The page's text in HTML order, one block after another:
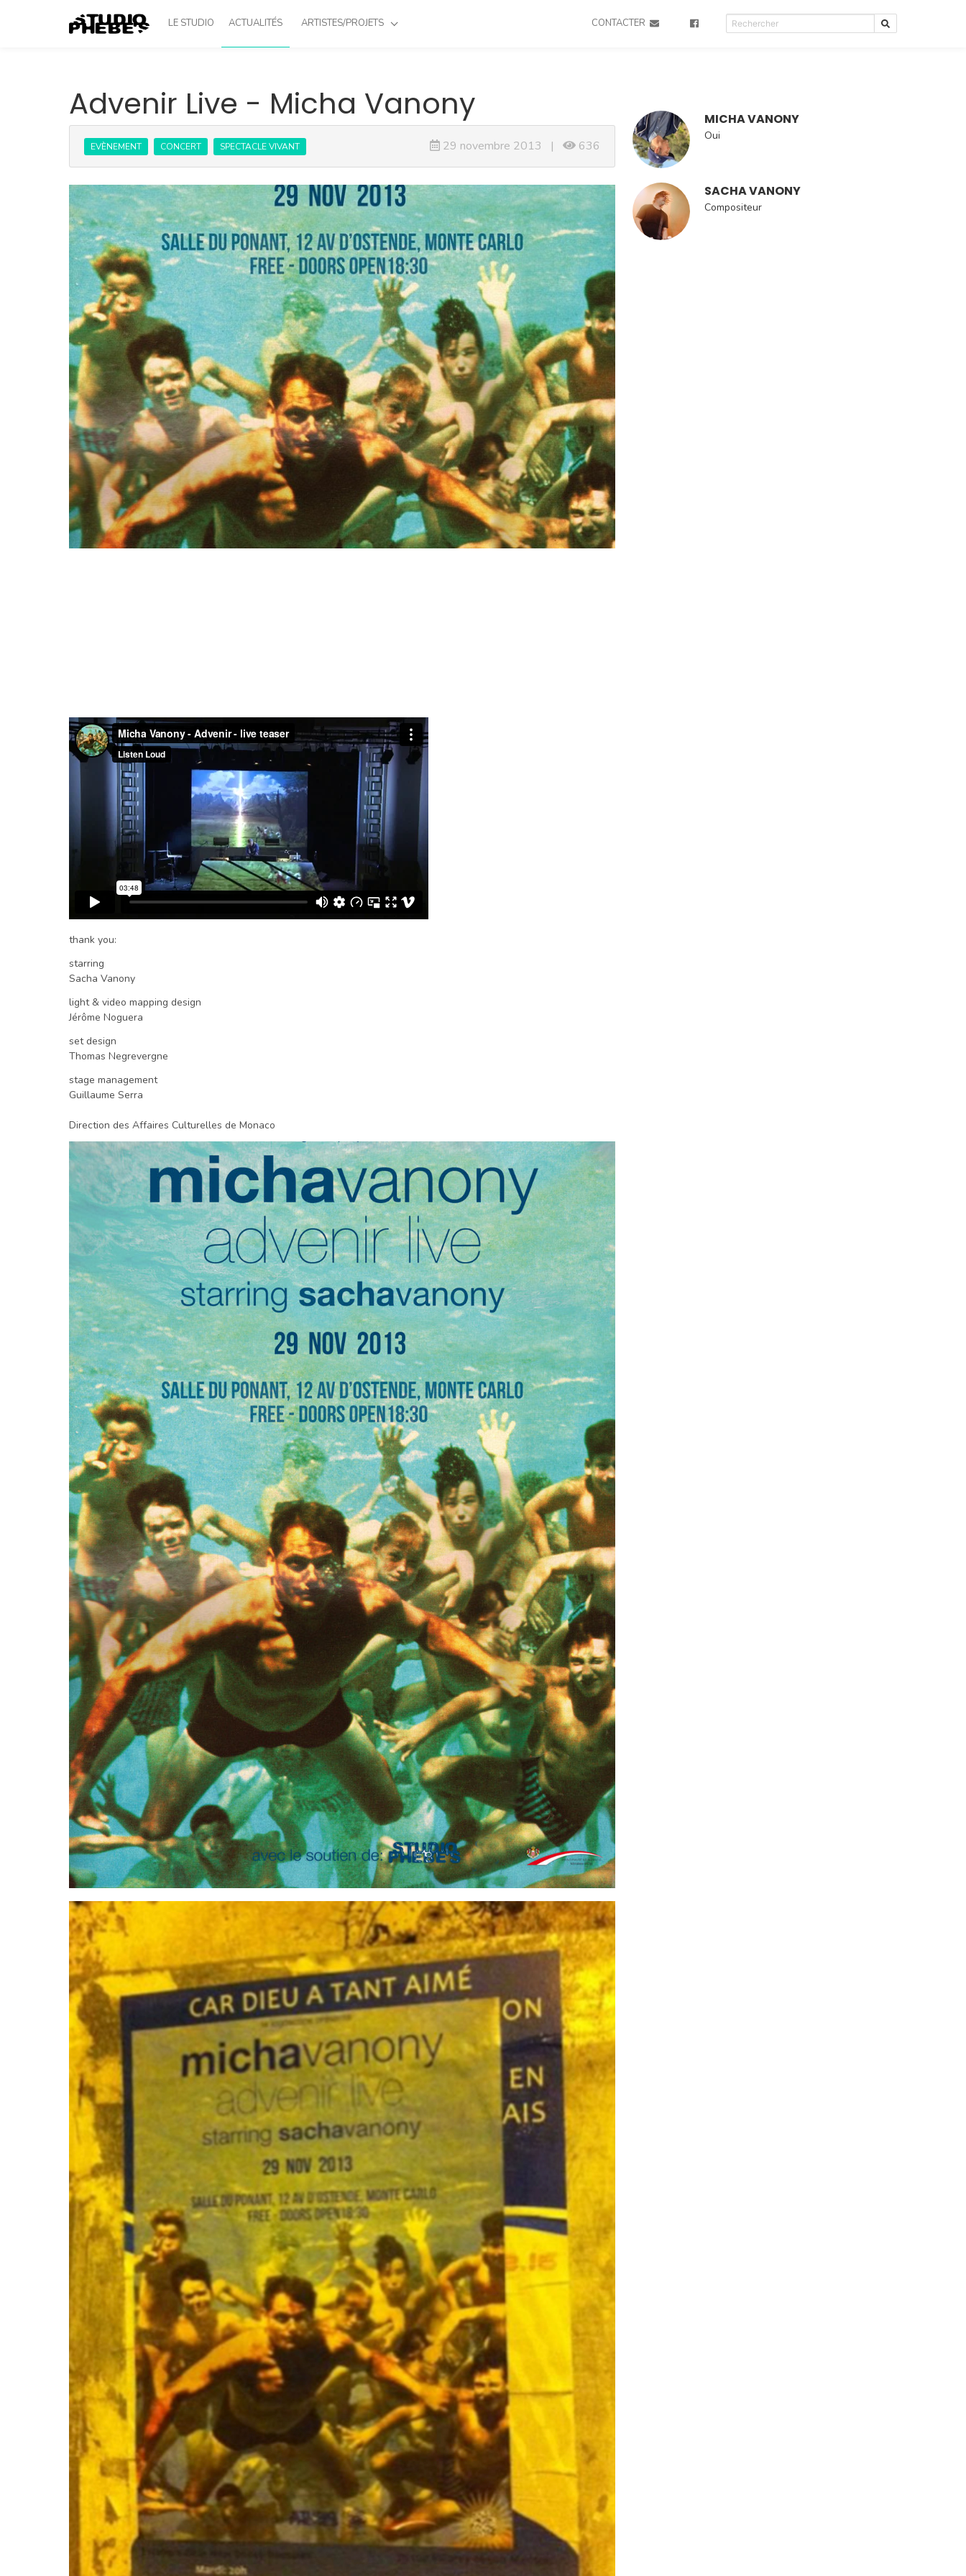
LE STUDIO ACTUALITÉS ARTISTES/PROJETS CONTACTER
Advenir Live - Micha Vanony
29 novembre 2013 | 636
EVÈNEMENT CONCERT SPECTACLE VIVANT
thank you:
starring
Sacha Vanony
light & video mapping design
Jérôme Noguera
set design
Thomas Negrevergne
stage management
Guillaume Serra
Direction des Affaires Culturelles de Monaco
MICHA VANONY
Oui
SACHA VANONY
Compositeur